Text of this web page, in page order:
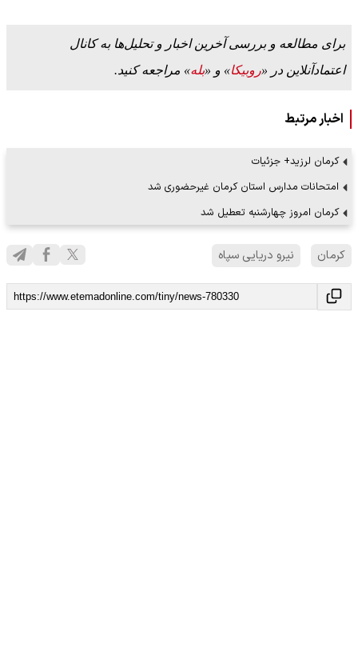
برای مطالعه و بررسی آخرین اخبار و تحلیل‌ها به کانال
اعتمادآنلاین در «روبیکا» و «بله» مراجعه کنید.
اخبار مرتبط
کرمان لرزید+ جزئیات
امتحانات مدارس استان کرمان غیرحضوری شد
کرمان امروز چهارشنبه تعطیل شد
کرمان نیرو دریایی سپاه